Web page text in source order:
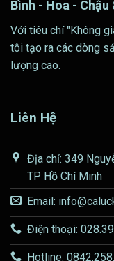
Bình - Hoa -
Với tiêu chí "Không
tôi tạo ra các dòng
lượng cao.
Liên Hệ
Địa chỉ: 349
TP Hồ Chí Minh
Email:
Điện thoại: